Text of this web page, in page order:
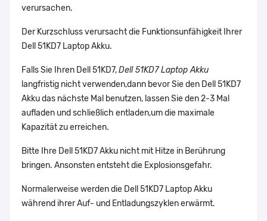
verursachen.
Der Kurzschluss verursacht die Funktionsunfähigkeit Ihrer
Dell 51KD7 Laptop Akku.
Falls Sie Ihren Dell 51KD7,Dell 51KD7 Laptop Akku
langfristig nicht verwenden,dann bevor Sie den Dell 51KD7
Akku das nächste Mal benutzen, lassen Sie den 2-3 Mal
aufladen und schließlich entladen,um die maximale
Kapazität zu erreichen.
Bitte Ihre Dell 51KD7 Akku nicht mit Hitze in Berührung
bringen. Ansonsten entsteht die Explosionsgefahr.
Normalerweise werden die Dell 51KD7 Laptop Akku
während ihrer Auf- und Entladungszyklen erwärmt.